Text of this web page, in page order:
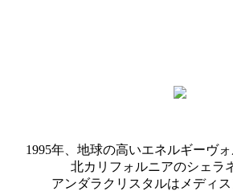
1995年、地球の高いエネルギーヴォ
北カリフォルニアのシェラ
アンダラクリスタルはメディ